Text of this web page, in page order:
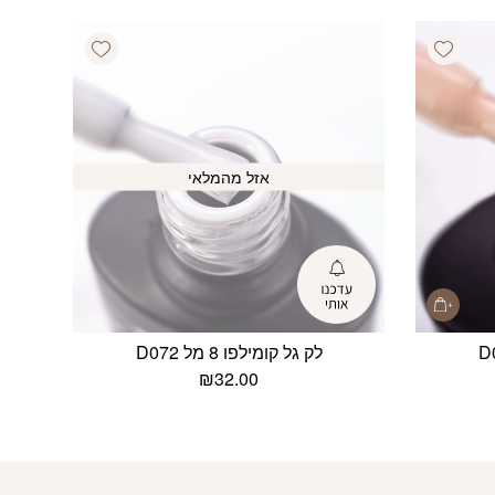
Add wishlist
Add wishlist
אזל מהמלאי
לק גל קומילפו 8 מל D072
₪32.00